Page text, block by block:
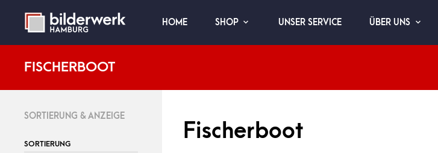
HOME SHOP UNSER SERVICE ÜBER UNS
FISCHERBOOT
Fischerboot
SORTIERUNG & ANZEIGE
SORTIERUNG